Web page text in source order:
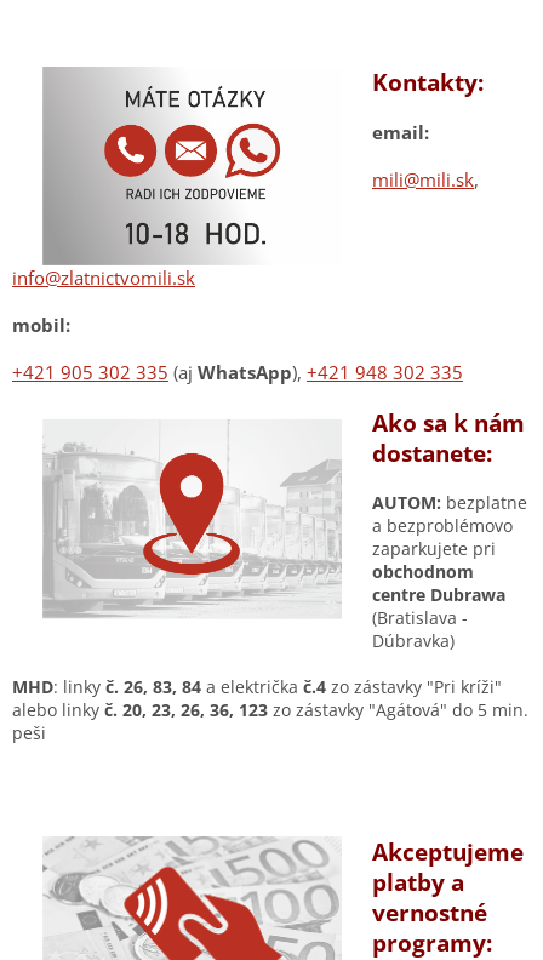
Kontakty:
email:
mili@mili.sk,
info@zlatnictvomili.sk
mobil:
+421 905 302 335 (aj WhatsApp), +421 948 302 335
Ako sa k nám
dostanete:
AUTOM: bezplatne
a bezproblémovo
zaparkujete pri
obchodnom
centre Dubrawa
(Bratislava -
Dúbravka)
MHD: linky č. 26, 83, 84 a električka č.4 zo zástavky "Pri kríži"
alebo linky č. 20, 23, 26, 36, 123 zo zástavky "Agátová" do 5 min.
peši
Akceptujeme
platby a
vernostné
programy: